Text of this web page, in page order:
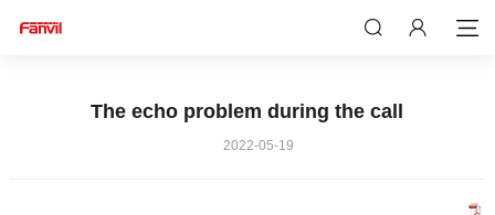
The echo problem during the call
2022-05-19